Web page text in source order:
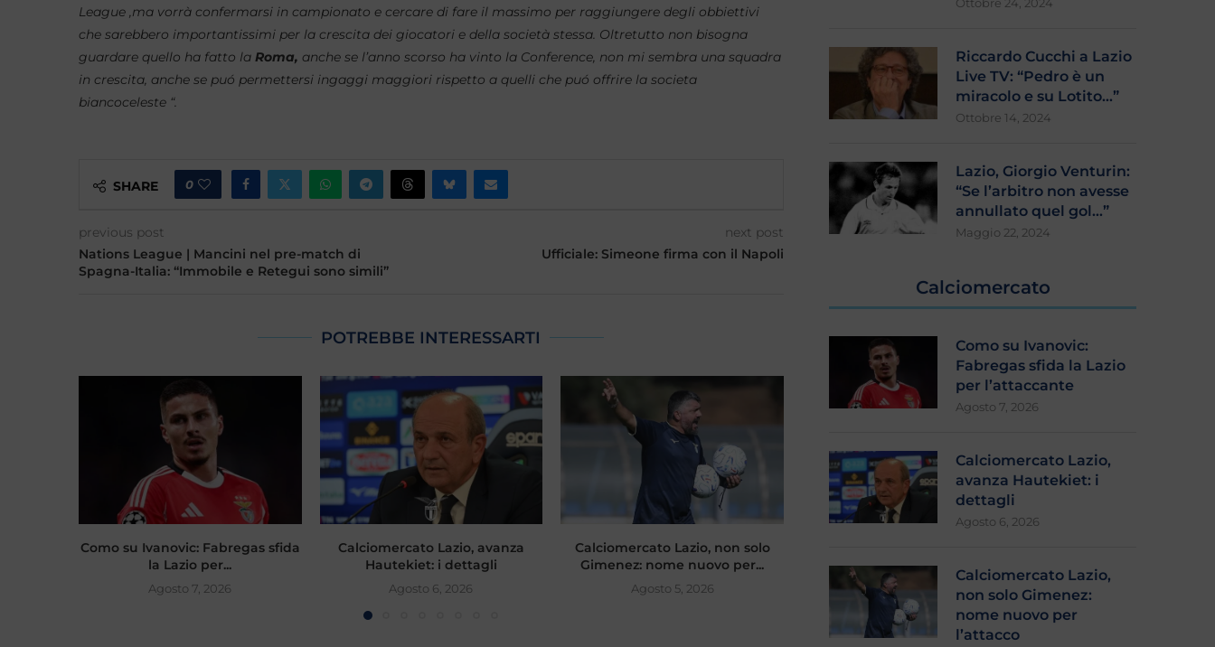
League ,ma vorrà confermarsi in campionato e cercare di fare il massimo per raggiungere degli obbiettivi
che sarebbero importantissimi per la crescita dei giocatori e della società stessa. Oltretutto non bisogna
guardare quello ha fatto la Roma, anche se l’anno scorso ha vinto la Conference, non mi sembra una squadra
in crescita, anche se puó permettersi ingaggi maggiori rispetto a quelli che puó offrire la societa
biancoceleste “.
SHARE 0
previous post
Nations League | Mancini nel pre-match di
Spagna-Italia: “Immobile e Retegui sono simili”
next post
Ufficiale: Simeone firma con il Napoli
POTREBBE INTERESSARTI
Como su Ivanovic: Fabregas sfida
la Lazio per...
Agosto 7, 2026
Calciomercato Lazio, avanza
Hautekiet: i dettagli
Agosto 6, 2026
Calciomercato Lazio, non solo
Gimenez: nome nuovo per...
Agosto 5, 2026
a saldo zero?
Luglio 31, 2026
Riccardo Cucchi a Lazio
Live TV: “Pedro è un
miracolo e su Lotito…”
Ottobre 14, 2024
Lazio, Giorgio Venturin:
“Se l’arbitro non avesse
annullato quel gol…”
Maggio 22, 2024
Calciomercato
Como su Ivanovic:
Fabregas sfida la Lazio
per l’attaccante
Agosto 7, 2026
Calciomercato Lazio,
avanza Hautekiet: i
dettagli
Agosto 6, 2026
Calciomercato Lazio,
non solo Gimenez:
nome nuovo per
l’attacco